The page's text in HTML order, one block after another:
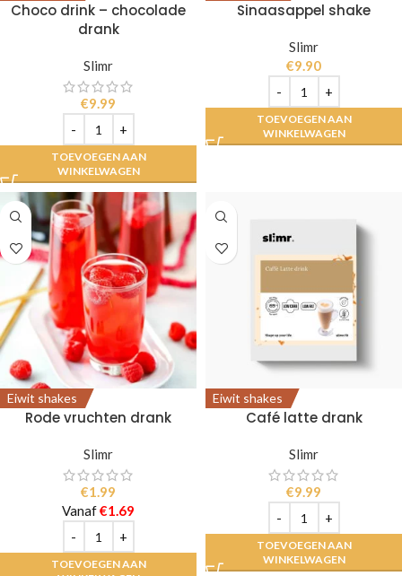
Choco drink – chocolade
drank
Slimr
€9.99
TOEVOEGEN AAN
WINKELWAGEN
Sinaasappel shake
Slimr
€9.90
TOEVOEGEN AAN
WINKELWAGEN
Eiwit shakes
Rode vruchten drank
Slimr
€1.99
Vanaf€1.69
TOEVOEGEN AAN
Eiwit shakes
Café latte drank
Slimr
€9.99
TOEVOEGEN AAN
WINKELWAGEN